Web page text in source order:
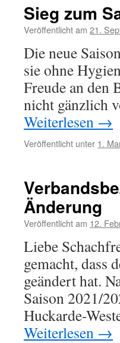
Sieg zum
Veröffentlicht am 21.
Die neue
sie ohne
Freude an den
nicht gänzlich
Weiterlesen →
Veröffentlicht unter 1.
Änderung
Veröffentlicht am 12.
Liebe
gemacht, dass
geändert hat.
Saison 2021/
Huckarde-
Weiterlesen →